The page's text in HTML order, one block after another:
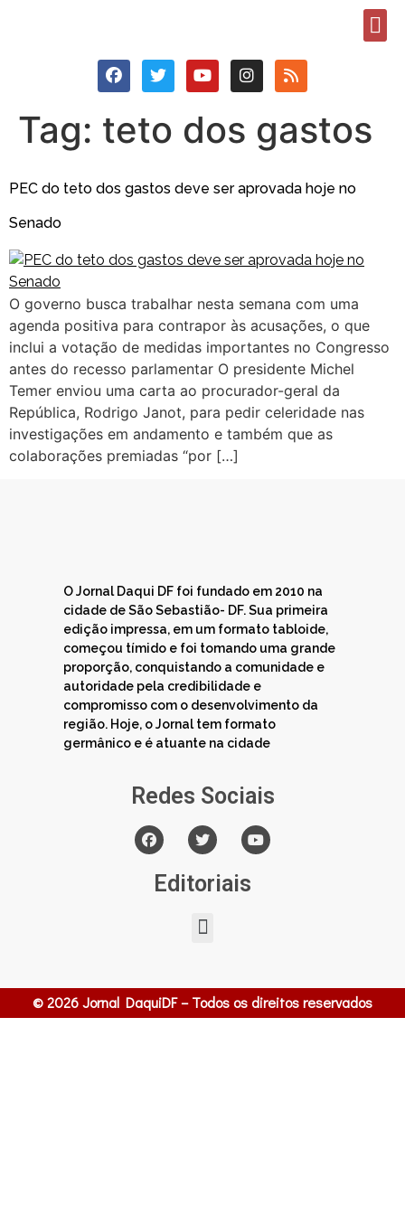
Tag: teto dos gastos
PEC do teto dos gastos deve ser aprovada hoje no
Senado
O governo busca trabalhar nesta semana com uma
agenda positiva para contrapor às acusações, o que
inclui a votação de medidas importantes no Congresso
antes do recesso parlamentar O presidente Michel
Temer enviou uma carta ao procurador-geral da
República, Rodrigo Janot, para pedir celeridade nas
investigações em andamento e também que as
colaborações premiadas “por […]
O Jornal Daqui DF foi fundado em 2010 na
cidade de São Sebastião- DF. Sua primeira
edição impressa, em um formato tabloide,
começou tímido e foi tomando uma grande
proporção, conquistando a comunidade e
autoridade pela credibilidade e
compromisso com o desenvolvimento da
região. Hoje, o Jornal tem formato
germânico e é atuante na cidade
Redes Sociais
Editoriais
© 2026 Jornal DaquiDF – Todos os direitos reservados